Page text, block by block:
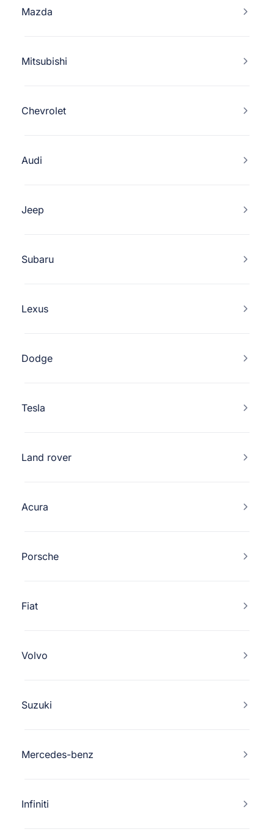
Mazda
Mitsubishi
Chevrolet
Audi
Jeep
Subaru
Lexus
Dodge
Tesla
Land rover
Acura
Porsche
Fiat
Volvo
Suzuki
Mercedes-benz
Infiniti